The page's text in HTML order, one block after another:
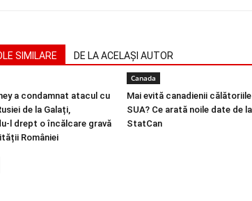
SIMILARE DE LA ACELAȘI AUTOR
a condamnat atacul cu
de la Galați,
l drept o încălcare gravă
României
Canada
Mai evită canadienii
SUA? Ce arată noile date de la
StatCan